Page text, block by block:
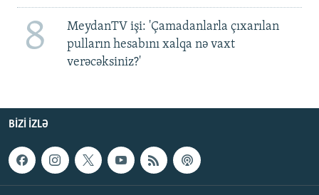
8
MeydanTV işi: 'Çamadanlarla çıxarılan
pulların hesabını xalqa nə vaxt
verəcəksiniz?'
BIZI IZLƏ